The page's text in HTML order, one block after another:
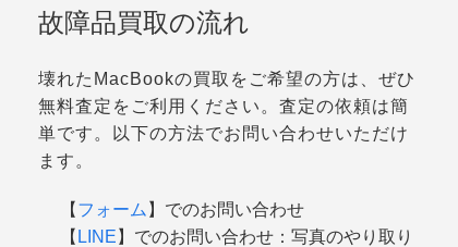
故障品買取の流れ
壊れたMacBookの買取をご希望の方は、ぜひ
無料査定をご利用ください。査定の依頼は簡
単です。以下の方法でお問い合わせいただけ
ます。
【 フォーム 】でのお問い合わせ
【 LINE 】でのお問い合わせ：写真のやり取り